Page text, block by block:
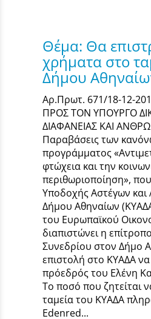
Θέμα: Θα
χρήματα στο
Δήμου
Αρ.Πρωτ. 671/18-12-
ΠΡΟΣ ΤΟΝ ΥΠΟΥΡΓΟ
ΔΙΑΦΑΝΕΙΑΣ ΚΑΙ
Παραβάσεις των
προγράμματος
φτώχεια και την
περιθωριοποίηση»,
Υποδοχής Αστέγων και
Δήμου Αθηναίων
του Ευρωπαϊκού
διαπιστώνει η
Συνεδρίου στον Δήμο
επιστολή στο ΚΥΑΔΑ να
πρόεδρός του Ελένη
Το ποσό που ζητείται
ταμεία του ΚΥΑΔΑ
Edenred...